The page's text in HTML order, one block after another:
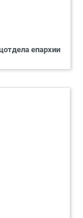
епархии